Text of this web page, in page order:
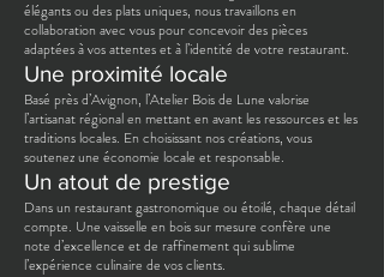
élégants ou des plats uniques, nous travaillons en
collaboration avec vous pour concevoir des pièces
adaptées à vos attentes et à l’identité de votre restaurant.
Une proximité locale
Basé près d’Avignon, l’Atelier Bois de Lune valorise
l’artisanat régional en mettant en avant les ressources et les
traditions locales. En choisissant nos créations, vous
soutenez une économie locale et responsable.
Un atout de prestige
Dans un restaurant gastronomique ou étoilé, chaque détail
compte. Une vaisselle en bois sur mesure confère une
note d’excellence et de raffinement qui sublime
l’expérience culinaire de vos clients.